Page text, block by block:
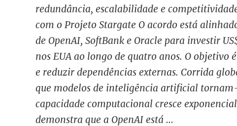
redundância, escalabilidade e
com o Projeto Stargate O acordo está
de OpenAI, SoftBank e Oracle para investir
nos EUA ao longo de quatro anos. O
e reduzir dependências externas. Corrida
que modelos de inteligência artificial tornam-
capacidade computacional cresce
demonstra que a OpenAI está …